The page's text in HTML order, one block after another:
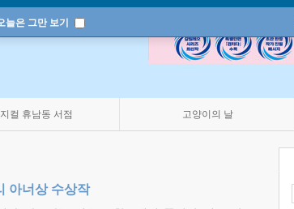
늘은 그만 보기
컬 휴남동 서점 고양이의 날
아너상 수상작